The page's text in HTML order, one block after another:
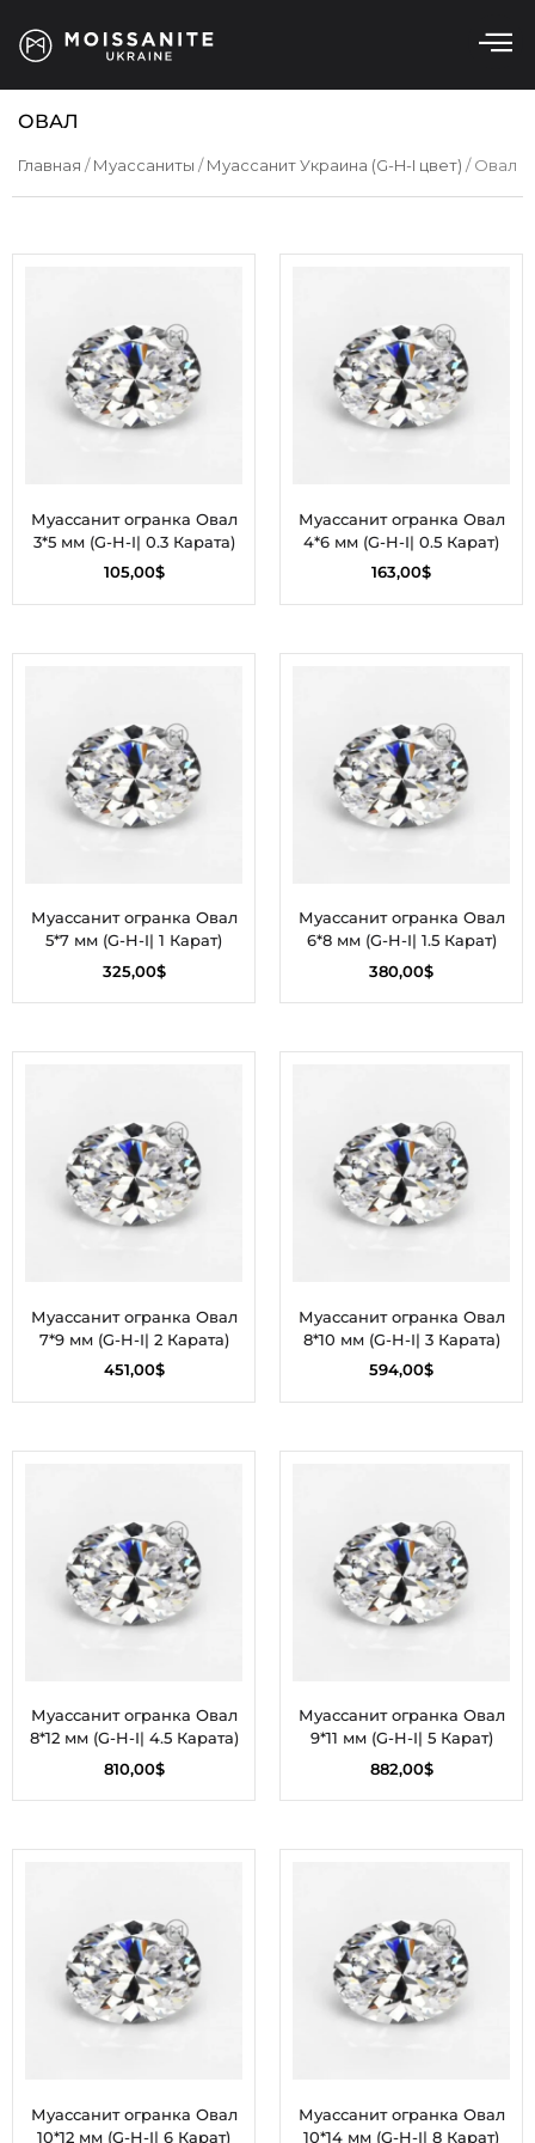
ОВАЛ
Главная /Муассаниты /Муассанит Украина (G-H-I цвет) / Овал
Муассанит огранка Овал
3*5 мм (G-H-I| 0.3 Карата)
105,00$
Муассанит огранка Овал
4*6 мм (G-H-I| 0.5 Карат)
163,00$
Муассанит огранка Овал
5*7 мм (G-H-I| 1 Карат)
325,00$
Муассанит огранка Овал
6*8 мм (G-H-I| 1.5 Карат)
380,00$
Муассанит огранка Овал
7*9 мм (G-H-I| 2 Карата)
451,00$
Муассанит огранка Овал
8*10 мм (G-H-I| 3 Карата)
594,00$
Муассанит огранка Овал
8*12 мм (G-H-I| 4.5 Карата)
810,00$
Муассанит огранка Овал
9*11 мм (G-H-I| 5 Карат)
882,00$
Муассанит огранка Овал
10*12 мм (G-H-I| 6 Карат)
Муассанит огранка Овал
10*14 мм (G-H-I| 8 Карат)